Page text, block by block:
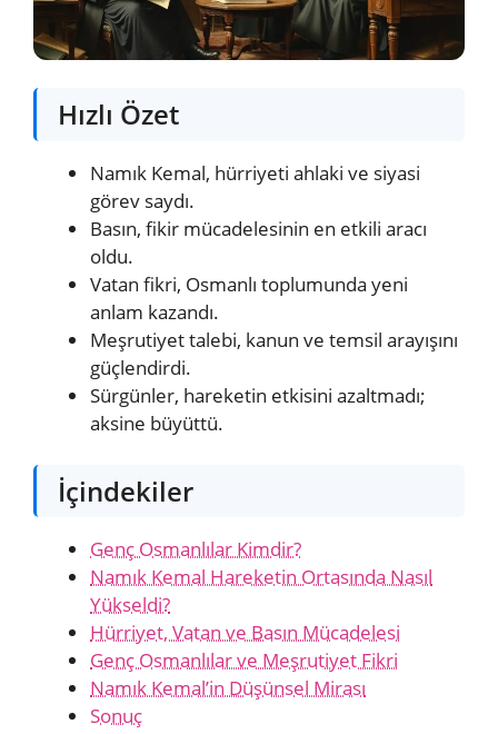
Hızlı Özet
Namık Kemal, hürriyeti ahlaki ve siyasi
görev saydı.
Basın, fikir mücadelesinin en etkili aracı
oldu.
Vatan fikri, Osmanlı toplumunda yeni
anlam kazandı.
Meşrutiyet talebi, kanun ve temsil arayışını
güçlendirdi.
Sürgünler, hareketin etkisini azaltmadı;
aksine büyüttü.
İçindekiler
Genç Osmanlılar Kimdir?
Namık Kemal Hareketin Ortasında Nasıl
Yükseldi?
Hürriyet, Vatan ve Basın Mücadelesi
Genç Osmanlılar ve Meşrutiyet Fikri
Namık Kemal’in Düşünsel Mirası
Sonuç